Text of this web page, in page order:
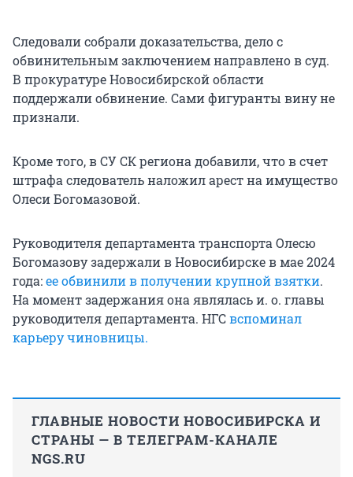
Следовали собрали доказательства, дело с
обвинительным заключением направлено в суд.
В прокуратуре Новосибирской области
поддержали обвинение. Сами фигуранты вину не
признали.
Кроме того, в СУ СК региона добавили, что в счет
штрафа следователь наложил арест на имущество
Олеси Богомазовой.
Руководителя департамента транспорта Олесю
Богомазову задержали в Новосибирске в мае 2024
года:ее обвинили в получении крупной взятки.
На момент задержания она являлась и. о. главы
руководителя департамента. НГСвспоминал
карьеру чиновницы.
ГЛАВНЫЕ НОВОСТИ НОВОСИБИРСКА И
СТРАНЫ — В ТЕЛЕГРАМ-КАНАЛЕ
NGS.RU